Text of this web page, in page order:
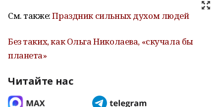
См. также:Праздник сильных духом людей
Без таких, как Ольга Николаева, «скучала бы
планета»
Читайте нас